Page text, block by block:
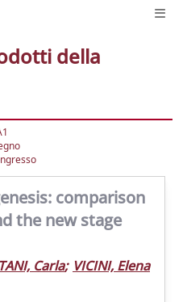
della
comparison
the new stage
Carla; VICINI, Elena